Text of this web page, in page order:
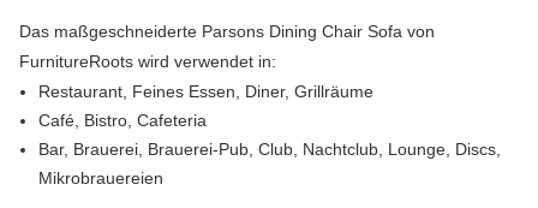
Das maßgeschneiderte Parsons Dining Chair Sofa von
FurnitureRoots wird verwendet in:
Restaurant, Feines Essen, Diner, Grillräume
Café, Bistro, Cafeteria
Bar, Brauerei, Brauerei-Pub, Club, Nachtclub, Lounge, Discs,
Mikrobrauereien